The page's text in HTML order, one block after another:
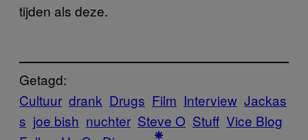
tijden als deze.
Getagd:
Cultuur drank Drugs Film Interview Jackas
s joe bish nuchter Steve O Stuff Vice Blog